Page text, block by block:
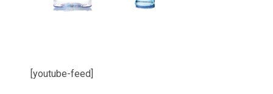
[youtube-feed]